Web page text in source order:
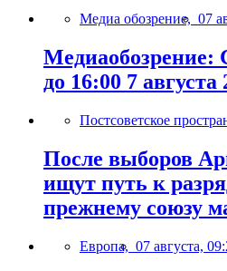
Медиа обозрение, 07
Медиаобозрение:
до 16:00 7 августа
Постсоветское
После выборов
ищут путь к
прежнему союзу
Европа, 07 августа,